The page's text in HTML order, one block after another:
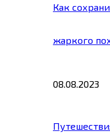
Как
жаркого
08.08.2023